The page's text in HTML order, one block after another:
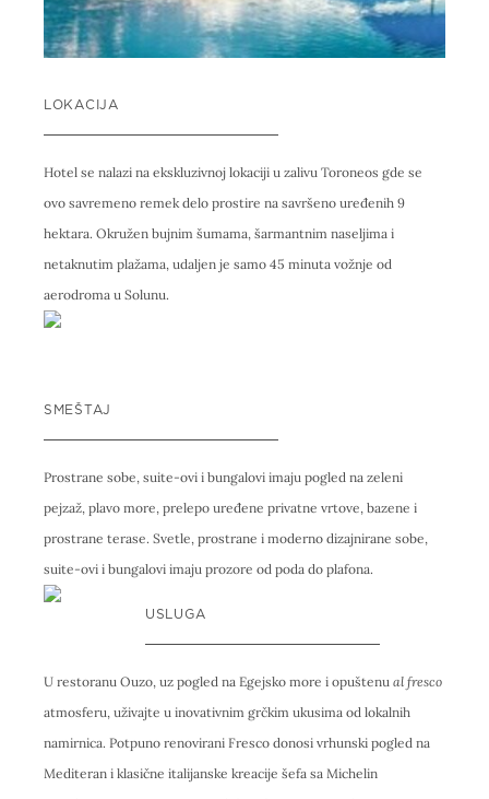
LOKACIJA
Hotel se nalazi na ekskluzivnoj lokaciji u zalivu Toroneos gde se
ovo savremeno remek delo prostire na savršeno uređenih 9
hektara. Okružen bujnim šumama, šarmantnim naseljima i
netaknutim plažama, udaljen je samo 45 minuta vožnje od
aerodroma u Solunu.
SMEŠTAJ
Prostrane sobe, suite-ovi i bungalovi imaju pogled na zeleni
pejzaž, plavo more, prelepo uređene privatne vrtove, bazene i
prostrane terase. Svetle, prostrane i moderno dizajnirane sobe,
suite-ovi i bungalovi imaju prozore od poda do plafona.
USLUGA
U restoranu Ouzo, uz pogled na Egejsko more i opuštenu al fresco
atmosferu, uživajte u inovativnim grčkim ukusima od lokalnih
namirnica. Potpuno renovirani Fresco donosi vrhunski pogled na
Mediteran i klasične italijanske kreacije šefa sa Michelin